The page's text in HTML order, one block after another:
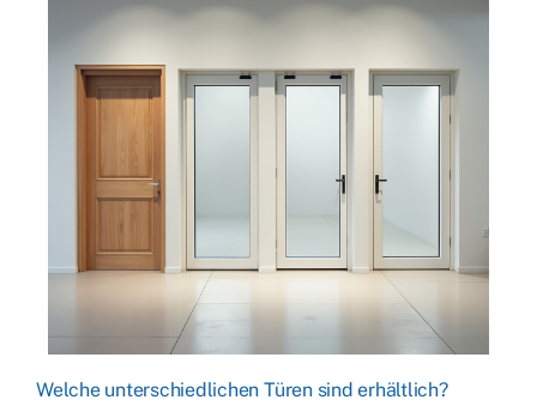
Welche unterschiedlichen Türen sind erhältlich?